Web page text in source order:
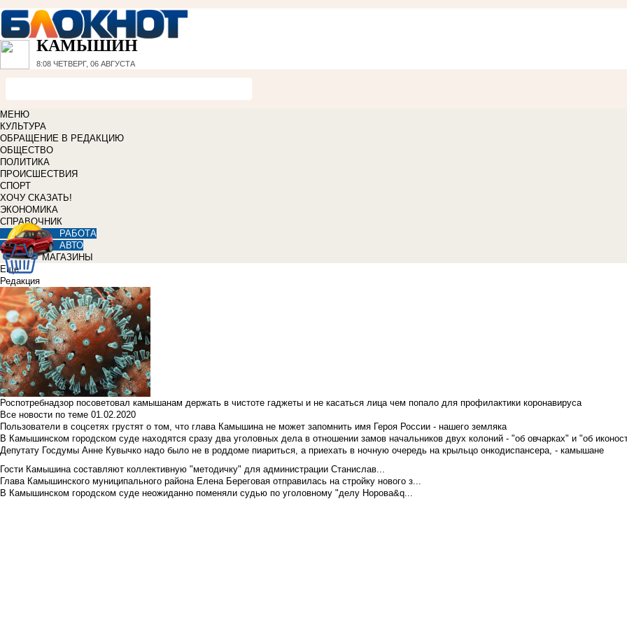
КАМЫШИН
8:08 ЧЕТВЕРГ, 06 АВГУСТА
МЕНЮ
КУЛЬТУРА
ОБРАЩЕНИЕ В РЕДАКЦИЮ
ОБЩЕСТВО
ПОЛИТИКА
ПРОИСШЕСТВИЯ
СПОРТ
ХОЧУ СКАЗАТЬ!
ЭКОНОМИКА
СПРАВОЧНИК
РАБОТА
АВТО
МАГАЗИНЫ
Еще
Редакция
Роспотребнадзор посоветовал камышанам держать в чистоте гаджеты и не касаться лица чем попало для профилактики коронавируса
Все новости по теме 01.02.2020
Пользователи в соцсетях грустят о том, что глава Камышина не может запомнить имя Героя России - нашего земляка
В Камышинском городском суде находятся сразу два уголовных дела в отношении замов начальников двух колоний - "об овчарках" и "об
Депутату Госдумы Анне Кувычко надо было не в роддоме пиариться, а приехать в ночную очередь на крыльцо онкодиспансера, - камышане
Гости Камышина составляют коллективную "методичку" для администрации Станислав...
Глава Камышинского муниципального района Елена Береговая отправилась на стройку нового з...
В Камышинском городском суде неожиданно поменяли судью по уголовному "делу Норова&q...